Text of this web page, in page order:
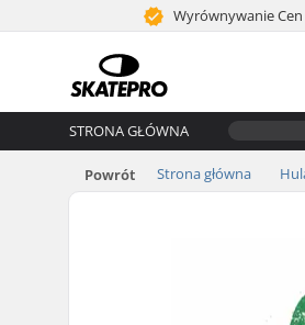
Wyrównywanie Cen
STRONA GŁÓWNA
Powrót Strona główna